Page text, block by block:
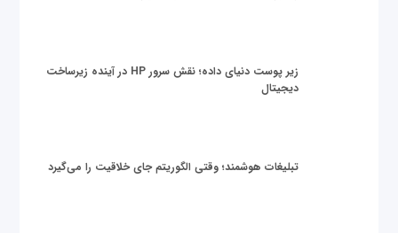
زیر پوست دنیای داده؛ نقش سرور HP در آینده زیرساخت
دیجیتال
تبلیغات هوشمند؛ وقتی الگوریتم جای خلاقیت را می‌گیرد